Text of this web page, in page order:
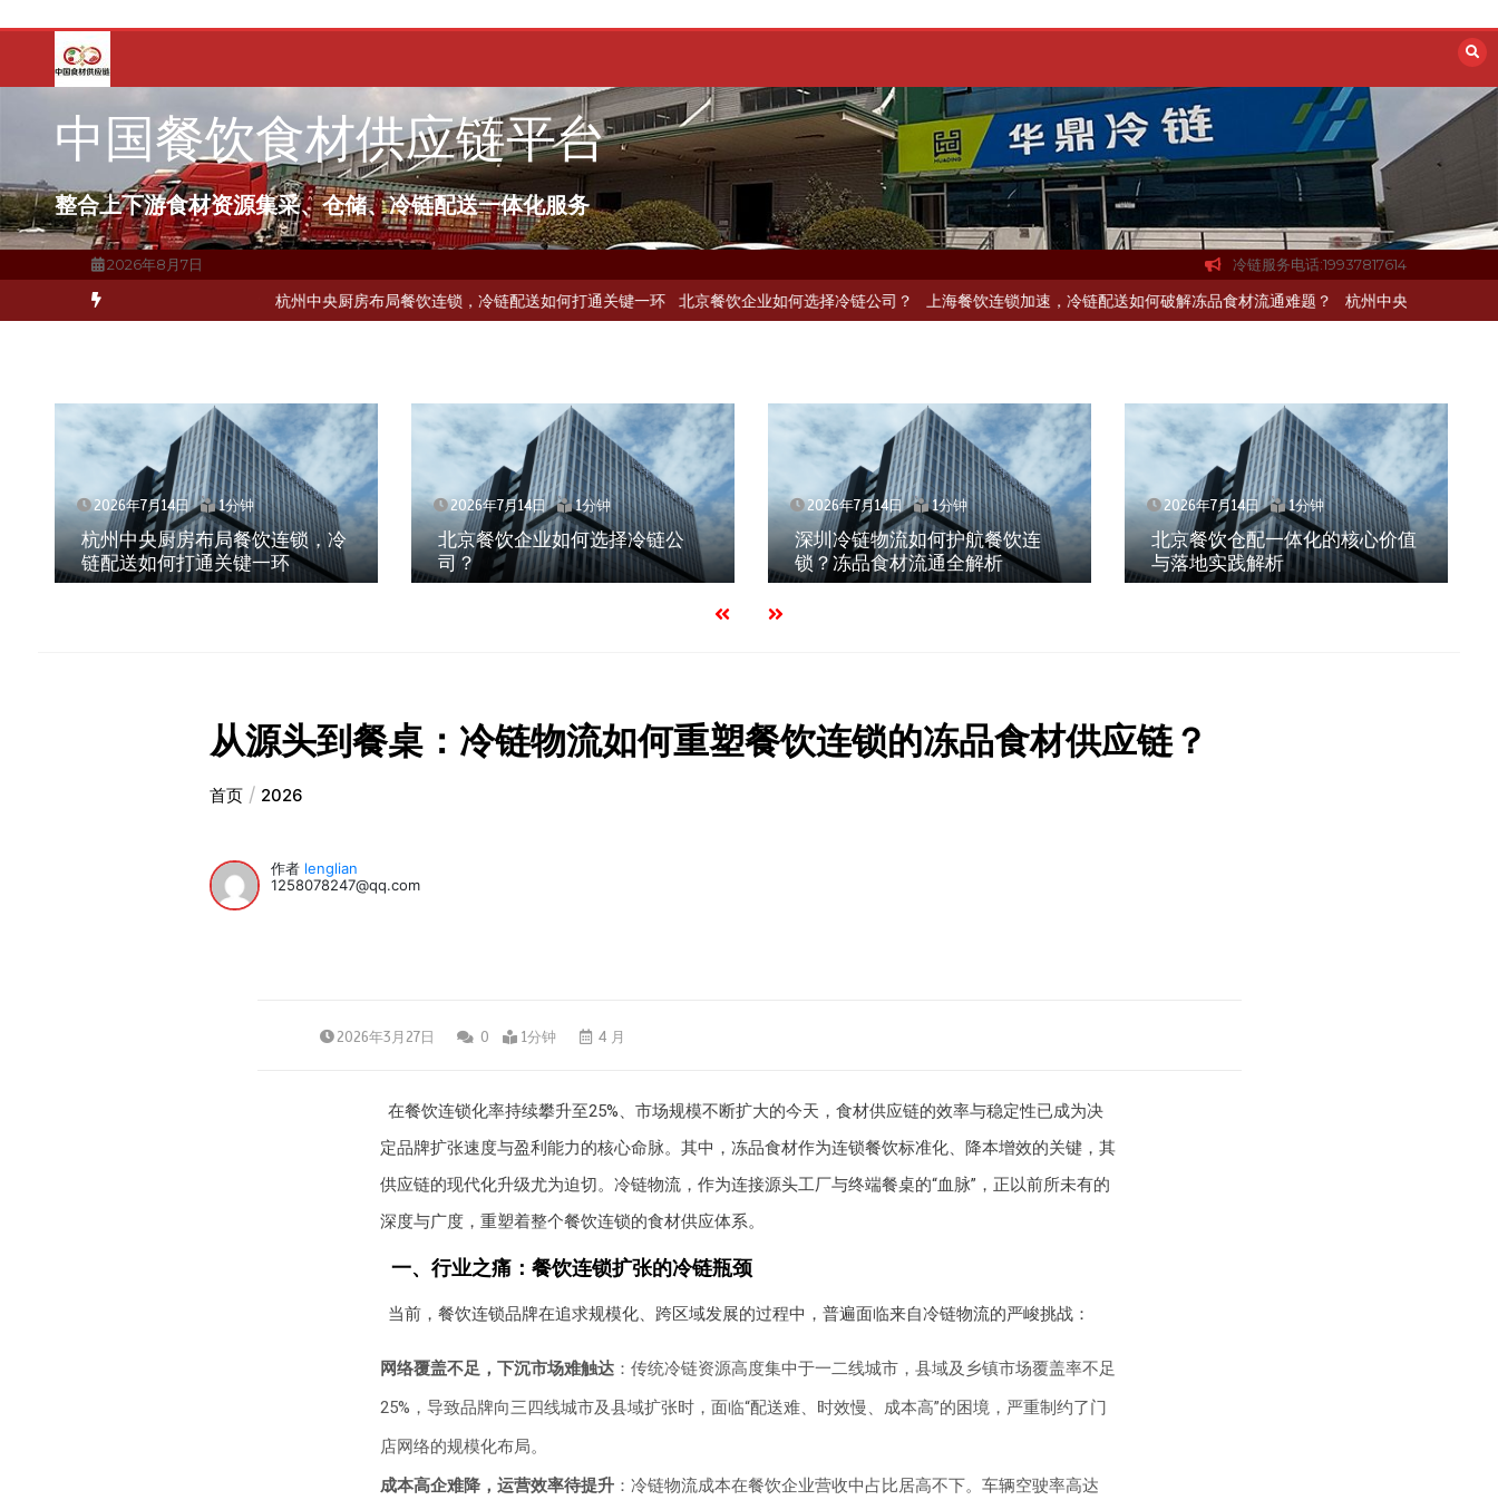
容
中国餐饮食材供应链平台
整合上下游食材资源集采、仓储、冷链配送一体化服务
2026年8月7日 冷链服务电话:19937817614
解冻品食材流通难题？ 杭州中央厨房布局餐饮连锁，冷链配送如何打通关键一环 北京餐饮企业如何选择冷链公司？ 上海餐饮连锁加速，冷链配送如何破解冻品食材流通难题？ 杭州中央厨房布局餐饮连锁，冷
2026年7月14日 1分钟
杭州中央厨房布局餐饮连锁，冷
链配送如何打通关键一环
2026年7月14日 1分钟
北京餐饮企业如何选择冷链公
司？
2026年7月14日 1分钟
深圳冷链物流如何护航餐饮连
锁？冻品食材流通全解析
2026年7月14日 1分钟
北京餐饮仓配一体化的核心价值
与落地实践解析
从源头到餐桌：冷链物流如何重塑餐饮连锁的冻品食材供应链？
首页 2026
作者 lenglian
1258078247@qq.com
2026年3月27日 0 1分钟 4 月
在餐饮连锁化率持续攀升至25%、市场规模不断扩大的今天，食材供应链的效率与稳定性已成为决
定品牌扩张速度与盈利能力的核心命脉。其中，冻品食材作为连锁餐饮标准化、降本增效的关键，其
供应链的现代化升级尤为迫切。冷链物流，作为连接源头工厂与终端餐桌的“血脉”，正以前所未有的
深度与广度，重塑着整个餐饮连锁的食材供应体系。
一、行业之痛：餐饮连锁扩张的冷链瓶颈
当前，餐饮连锁品牌在追求规模化、跨区域发展的过程中，普遍面临来自冷链物流的严峻挑战：
网络覆盖不足，下沉市场难触达：传统冷链资源高度集中于一二线城市，县域及乡镇市场覆盖率不足
25%，导致品牌向三四线城市及县域扩张时，面临“配送难、时效慢、成本高”的困境，严重制约了门
店网络的规模化布局。
成本高企难降，运营效率待提升：冷链物流成本在餐饮企业营收中占比居高不下。车辆空驶率高达